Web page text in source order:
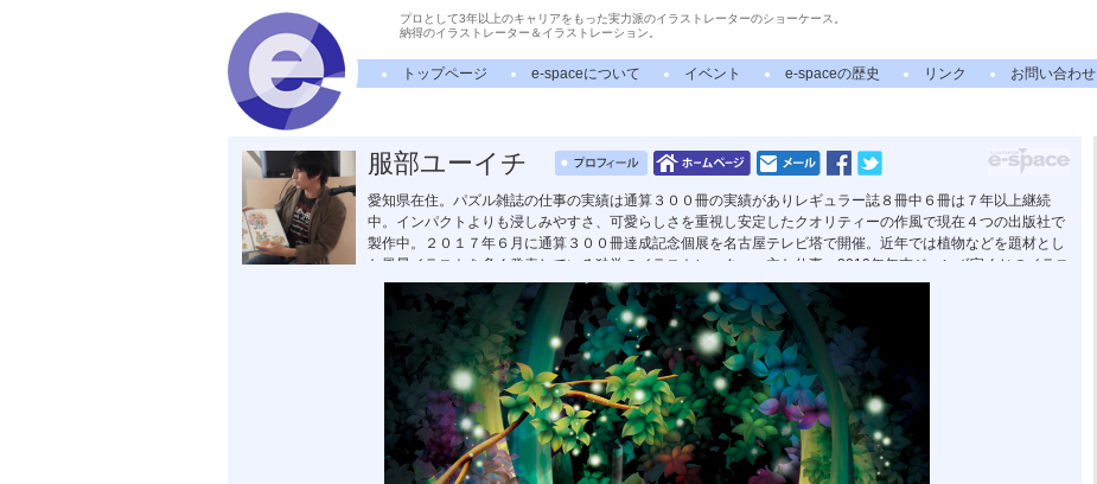
プロとして3年以上のキャリアをもった実力派のイラストレーターのショーケース。
納得のイラストレーター＆イラストレーション。
トップページ e-spaceについて イベント e-spaceの歴史 リンク お問い合わせ
服部ユーイチ
愛知県在住。パズル雑誌の仕事の実績は通算３００冊の実績がありレギュラー誌８冊中６冊は７年以上継続
中。インパクトよりも浸しみやすさ、可愛らしさを重視し安定したクオリティーの作風で現在４つの出版社で
製作中。２０１７年６月に通算３００冊達成記念個展を名古屋テレビ塔で開催。近年では植物などを題材とし
た風景イラストを多く発表している独学のイラストレーター。主な仕事 2010年年末ジャンボ宝くじのイラス
トに採用。2012年中日ドラゴンズファン感謝デーのポスターなどビジュアル全般担当。愛知県刈谷市のマスコ
ットキャラクターかつなりくんのデザイン全般。長久手市マスコットキャラクター制作。など 名古屋コミュ
ニケーションアート専門学校講師。